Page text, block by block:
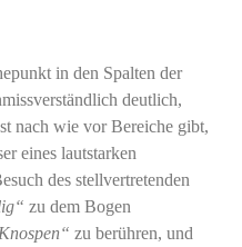
in den Spalten der
deutlich,
nach wie vor Bereiche gibt,
eines lautstarken
des stellvertretenden
zu dem Bogen
zu berühren, und